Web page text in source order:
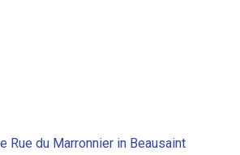
Rue du Marronnier in Beausaint